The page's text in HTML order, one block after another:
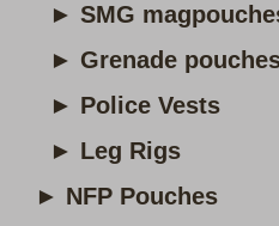
► SMG
► Grenade
► Police Vests
► Leg Rigs
► NFP Pouches